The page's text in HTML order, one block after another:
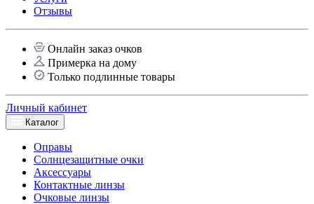
Отзывы
Онлайн заказ очков
Примерка на дому
Только подлинные товары
Личный кабинет
Каталог
Оправы
Солнцезащитные очки
Аксессуары
Контактные линзы
Очковые линзы